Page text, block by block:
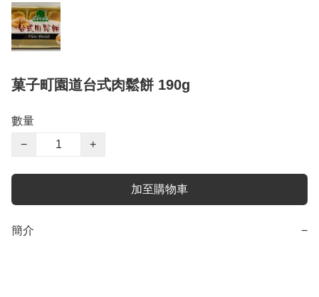
菓子町園道台式肉鬆餅 190g
數量
−
+
加至購物車
簡介 −